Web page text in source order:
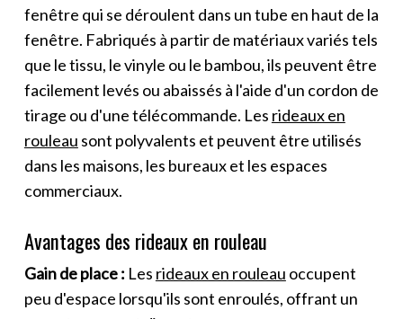
fenêtre qui se déroulent dans un tube en haut de la
fenêtre. Fabriqués à partir de matériaux variés tels
que le tissu, le vinyle ou le bambou, ils peuvent être
facilement levés ou abaissés à l'aide d'un cordon de
tirage ou d'une télécommande. Les rideaux en
rouleau sont polyvalents et peuvent être utilisés
dans les maisons, les bureaux et les espaces
commerciaux.
Avantages des rideaux en rouleau
Gain de place : Les rideaux en rouleau occupent
peu d'espace lorsqu'ils sont enroulés, offrant un